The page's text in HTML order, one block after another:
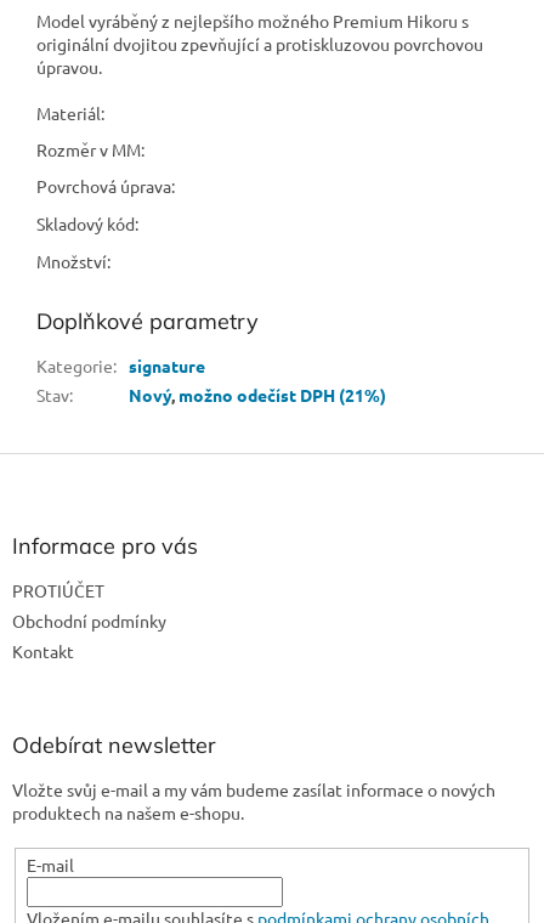
Model vyráběný z nejlepšího možného Premium Hikoru s
originální dvojitou zpevňující a protiskluzovou povrchovou
úpravou.
Materiál:
Rozměr v MM:
Povrchová úprava:
Skladový kód:
Množství:
Doplňkové parametry
Kategorie: signature
Stav: Nový, možno odečíst DPH (21%)
Z
Informace pro vás
PROTIÚČET
Obchodní podmínky
Kontakt
Odebírat newsletter
Vložte svůj e-mail a my vám budeme zasílat informace o nových
produktech na našem e-shopu.
E-mail